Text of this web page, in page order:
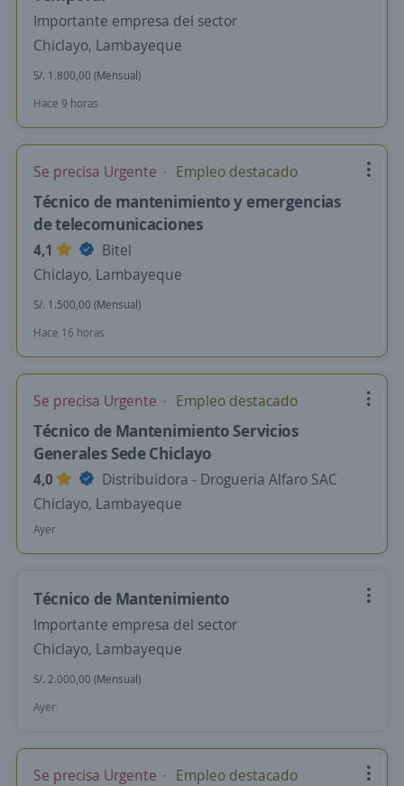
Importante empresa del sector
Chiclayo, Lambayeque
S/. 1.800,00 (Mensual)
Hace 9 horas
Se precisa Urgente Empleo destacado
Técnico de mantenimiento y emergencias
de telecomunicaciones
4,1
Bitel
Chiclayo, Lambayeque
S/. 1.500,00 (Mensual)
Hace 16 horas
Se precisa Urgente Empleo destacado
Técnico de Mantenimiento Servicios
Generales Sede Chiclayo
4,0
Distribuidora - Drogueria Alfaro SAC
Chiclayo, Lambayeque
Ayer
Técnico de Mantenimiento
Importante empresa del sector
Chiclayo, Lambayeque
S/. 2.000,00 (Mensual)
Ayer
Se precisa Urgente Empleo destacado